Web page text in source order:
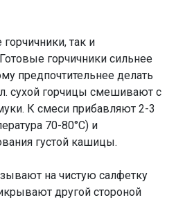
так и
горчичники сильнее
предпочтительнее делать
сухой горчицы смешивают с
К смеси прибавляют 2-3
70-80°С) и
густой кашицы.
на чистую салфетку
другой стороной